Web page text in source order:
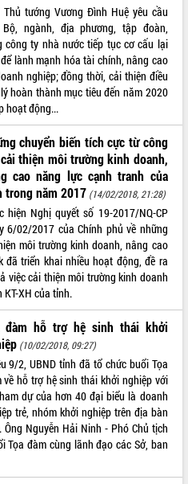
Thủ tướng Vương Đình Huệ yêu cầu
ngành, địa phương, tập đoàn,
công ty nhà nước tiếp tục cơ cấu lại
lành mạnh hóa tài chính, nâng cao
nghiệp; đồng thời, cải thiện điều
hoàn thành mục tiêu đến năm 2020
hoạt động...
chuyển biến tích cực từ công
thiện môi trường kinh doanh,
cao năng lực cạnh tranh của
trong năm 2017 (14/02/2018, 21:28)
hiện Nghị quyết số 19-2017/NQ-CP
6/02/2017 của Chính phủ về những
môi trường kinh doanh, nâng cao
triển khai nhiều hoạt động, đề ra
việc cải thiện môi trường kinh doanh
XH của tỉnh.
đàm hỗ trợ hệ sinh thái khởi
(10/02/2018, 09:27)
9/2, UBND tỉnh đã tổ chức buổi Tọa
về hỗ trợ hệ sinh thái khởi nghiệp với
dự của hơn 40 đại biểu là doanh
trẻ, nhóm khởi nghiệp trên địa bàn
Ông Nguyễn Hải Ninh - Phó Chủ tịch
Tọa đàm cùng lãnh đạo các Sở, ban